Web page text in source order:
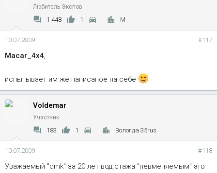
Любитель Экспов
1 448 1 M
10.07.2009 #117
Macar_4x4,
испытывает им же написаное на себе
Voldemar
Участник
183 1 Вологда 35rus
10.07.2009 #118
Уважаемый "dmk" за 20 лет вод.стажа "невменяемым" это